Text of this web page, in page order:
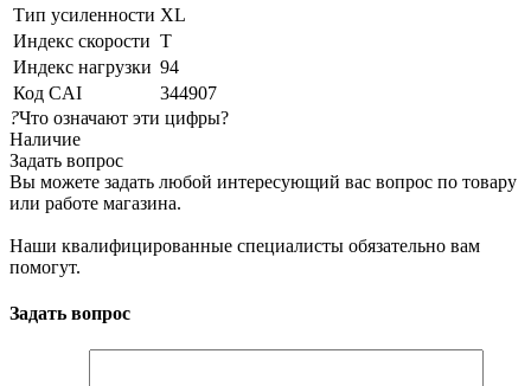
Тип усиленности XL
Индекс скорости T
Индекс нагрузки 94
Код CAI
344907
?Что означают эти цифры?
Наличие
Задать вопрос
Вы можете задать любой интересующий вас вопрос по товару
или работе магазина.
Наши квалифицированные специалисты обязательно вам
помогут.
Задать вопрос